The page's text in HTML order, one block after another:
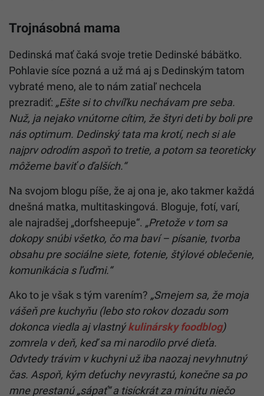
Trojnásobná mama
Dedinská mať čaká svoje tretie Dedinské bábätko.
Pohlavie síce pozná a už má aj s Dedinským tatom
vybraté meno, ale to nám zatiaľ nechcela
prezradiť: „Ešte si to chvíľku nechávam pre seba.
Nuž, ja nejako vnútorne cítim, že štyri deti by boli pre
nás optimum. Dedinský tata ma krotí, nech si ale
najprv odrodím aspoň to tretie, a potom sa teoreticky
môžeme baviť o ďalších.“
Na svojom blogu píše, že aj ona je, ako takmer každá
dnešná matka, multitaskingová. Bloguje, fotí, varí,
ale najradšej „dorfsheepuje“. „Pretože v tom sa
dokopy snúbi všetko, čo ma baví – písanie, tvorba
obsahu pre sociálne siete, fotenie, štýlové oblečenie,
komunikácia s ľuďmi.“
Ako to je však s tým varením? „Smejem sa, že moja
vášeň pre kuchyňu (lebo sto rokov dozadu som
dokonca viedla aj vlastnýkulinársky foodblog)
zomrela v deň, keď sa mi narodilo prvé dieťa.
Odvtedy trávim v kuchyni už iba naozaj nevyhnutný
čas. Aspoň, kým deťuchy nevyrastú, konečne sa po
mne prestanú „sápať“ a tisíckrát za minútu niečo